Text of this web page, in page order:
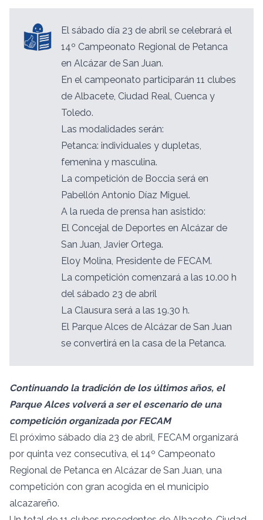
El sábado día 23 de abril se celebrará el
14º Campeonato Regional de Petanca
en Alcázar de San Juan.
En el campeonato participarán 11 clubes
de Albacete, Ciudad Real, Cuenca y
Toledo.
Las modalidades serán:
Petanca: individuales y dupletas,
femenina y masculina.
La competición de Boccia será en
Pabellón Antonio Díaz Miguel.
A la rueda de prensa han asistido:
El Concejal de Deportes en Alcázar de
San Juan, Javier Ortega.
Eloy Molina, Presidente de FECAM.
La competición comenzará a las 10.00 h
del sábado 23 de abril
La Clausura será a las 19.30 h.
El Parque Alces de Alcázar de San Juan
se convertirá en la casa de la Petanca.
Continuando la tradición de los últimos años, el
Parque Alces volverá a ser el escenario de una
competición organizada por FECAM
El próximo sábado día 23 de abril, FECAM organizará
por quinta vez consecutiva, el 14º Campeonato
Regional de Petanca en Alcázar de San Juan, una
competición con gran acogida en el municipio
alcazareño.